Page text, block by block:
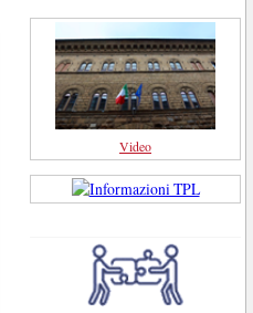
Video